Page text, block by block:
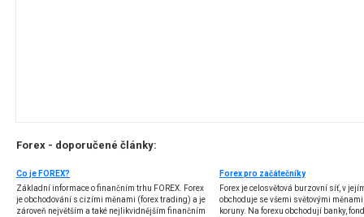
Forex - doporučené články:
Co je FOREX?
Základní informace o finančním trhu FOREX. Forex
je obchodování s cizími měnami (forex trading) a je
zároveň největším a také nejlikvidnějším finančním
Forex pro začátečníky
Forex je celosvětová burzovní síť, v
obchoduje se všemi světovými
koruny. Na forexu obchodují banky,